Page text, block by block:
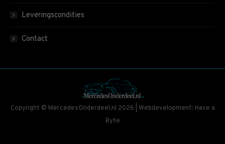
Leveringscondities
Contact
Copyright © MercedesOnderdeel.nl 2026 | Webdevelopment: Have a
Byte